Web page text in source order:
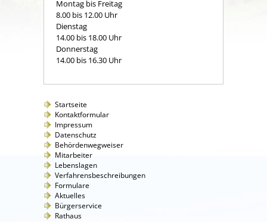
Montag bis Freitag
8.00 bis 12.00 Uhr
Dienstag
14.00 bis 18.00 Uhr
Donnerstag
14.00 bis 16.30 Uhr
Startseite
Kontaktformular
Impressum
Datenschutz
Behördenwegweiser
Mitarbeiter
Lebenslagen
Verfahrensbeschreibungen
Formulare
Aktuelles
Bürgerservice
Rathaus